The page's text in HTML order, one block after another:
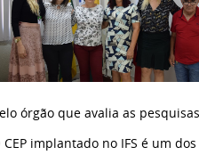
órgão que avalia as
CEP implantado no IFS é um